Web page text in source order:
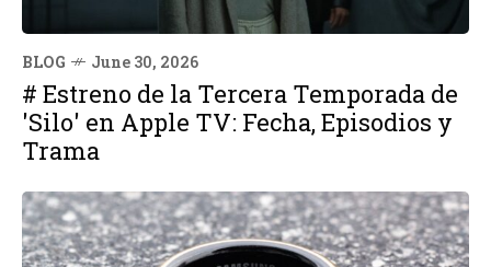
BLOG June 30, 2026
# Estreno de la Tercera Temporada de
'Silo' en Apple TV: Fecha, Episodios y
Trama